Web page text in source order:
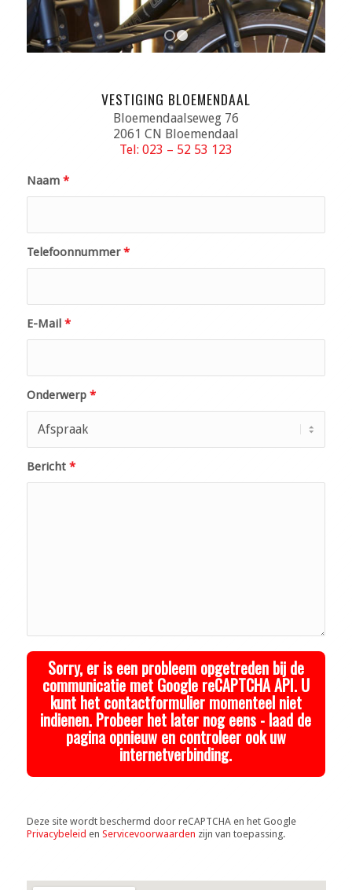
1 2
VESTIGING BLOEMENDAAL
Bloemendaalseweg 76
2061 CN Bloemendaal
Tel: 023 – 52 53 123
Naam *
Telefoonnummer*
E-Mail *
Onderwerp *
Bericht *
Sorry, er is een probleem opgetreden bij de
communicatie met Google reCAPTCHA API. U
kunt het contactformulier momenteel niet
indienen. Probeer het later nog eens - laad de
pagina opnieuw en controleer ook uw
internetverbinding.
Deze site wordt beschermd door reCAPTCHA en het Google
Privacybeleid en Servicevoorwaarden zijn van toepassing.